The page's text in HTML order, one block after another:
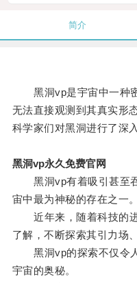
简介
黑洞vp是宇宙中一种密
无法直接观测到其真实形
科学家们对黑洞进行了深
黑洞vp永久免费官网
黑洞vp有着吸引甚至吞
宙中最为神秘的存在之一。
近年来，随着科技的进
了解，不断探索其引力场
黑洞vp的探索不仅令人
宇宙的奥秘。